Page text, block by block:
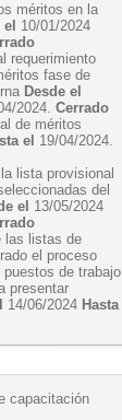
méritos en la
10/01/2024
requerimiento
fase de
Desde el
2024. Cerrado
de méritos
el
19/04/2024.
lista provisional
del
el
13/05/2024
las listas de
el proceso
de trabajo
presentar
14/06/2024 Hasta
capacitación